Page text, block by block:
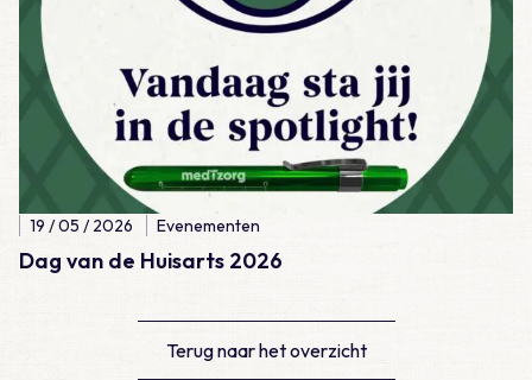
Dag van de Huisarts 2026
19 / 05 / 2026 Evenementen
Terug naar het overzicht